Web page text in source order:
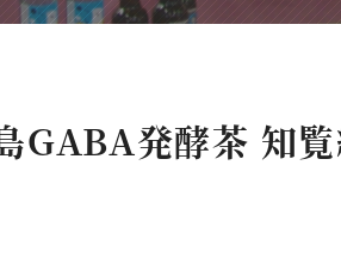
GABA発酵茶 知